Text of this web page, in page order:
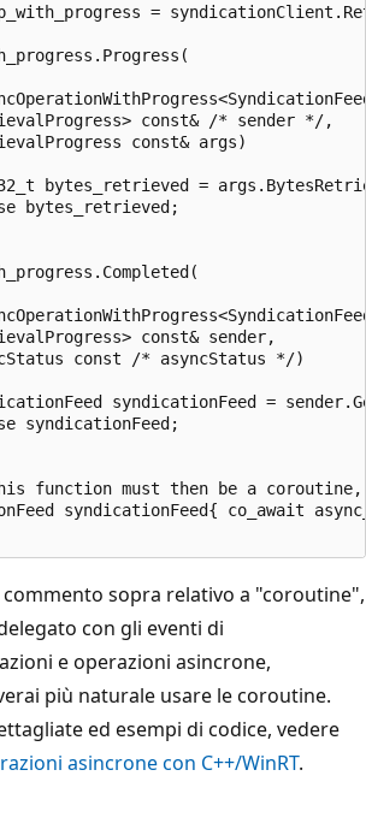
=
const& /* sender */,
const& args)
bytes_retrieved =
bytes_retrieved;
const& sender,
const /* asyncStatus */)
syndicationFeed =
syndicationFeed;
function must then be a
syndicationFeed{ co_await
commento sopra relativo a "coroutine",
con gli eventi di
e operazioni asincrone,
più naturale usare le coroutine.
ed esempi di codice, vedere
asincrone con C++/WinRT.